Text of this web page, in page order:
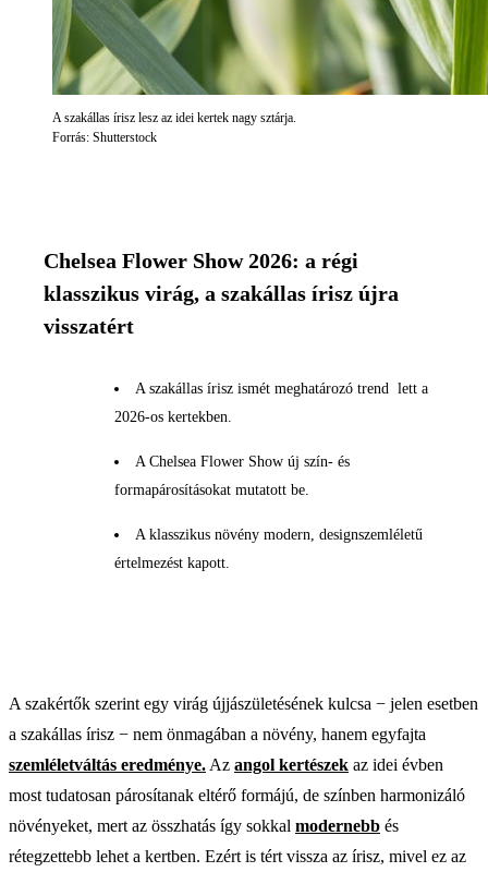
A szakállas írisz lesz az idei kertek nagy sztárja.
Forrás: Shutterstock
Chelsea Flower Show 2026: a régi
klasszikus virág, a szakállas írisz újra
visszatért
A szakállas írisz ismét meghatározó trend lett a
2026-os kertekben.
A Chelsea Flower Show új szín- és
formapárosításokat mutatott be.
A klasszikus növény modern, designszemléletű
értelmezést kapott.
A szakértők szerint egy virág újjászületésének kulcsa − jelen esetben
a szakállas írisz − nem önmagában a növény, hanem egyfajta
szemléletváltás eredménye. Az angol kertészek az idei évben
most tudatosan párosítanak eltérő formájú, de színben harmonizáló
növényeket, mert az összhatás így sokkal modernebb és
rétegzettebb lehet a kertben. Ezért is tért vissza az írisz, mivel ez az